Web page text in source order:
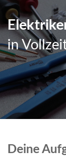
in
Deine